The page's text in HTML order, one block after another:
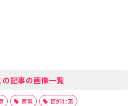
の記事の画像一覧
家電 葛飾北斎